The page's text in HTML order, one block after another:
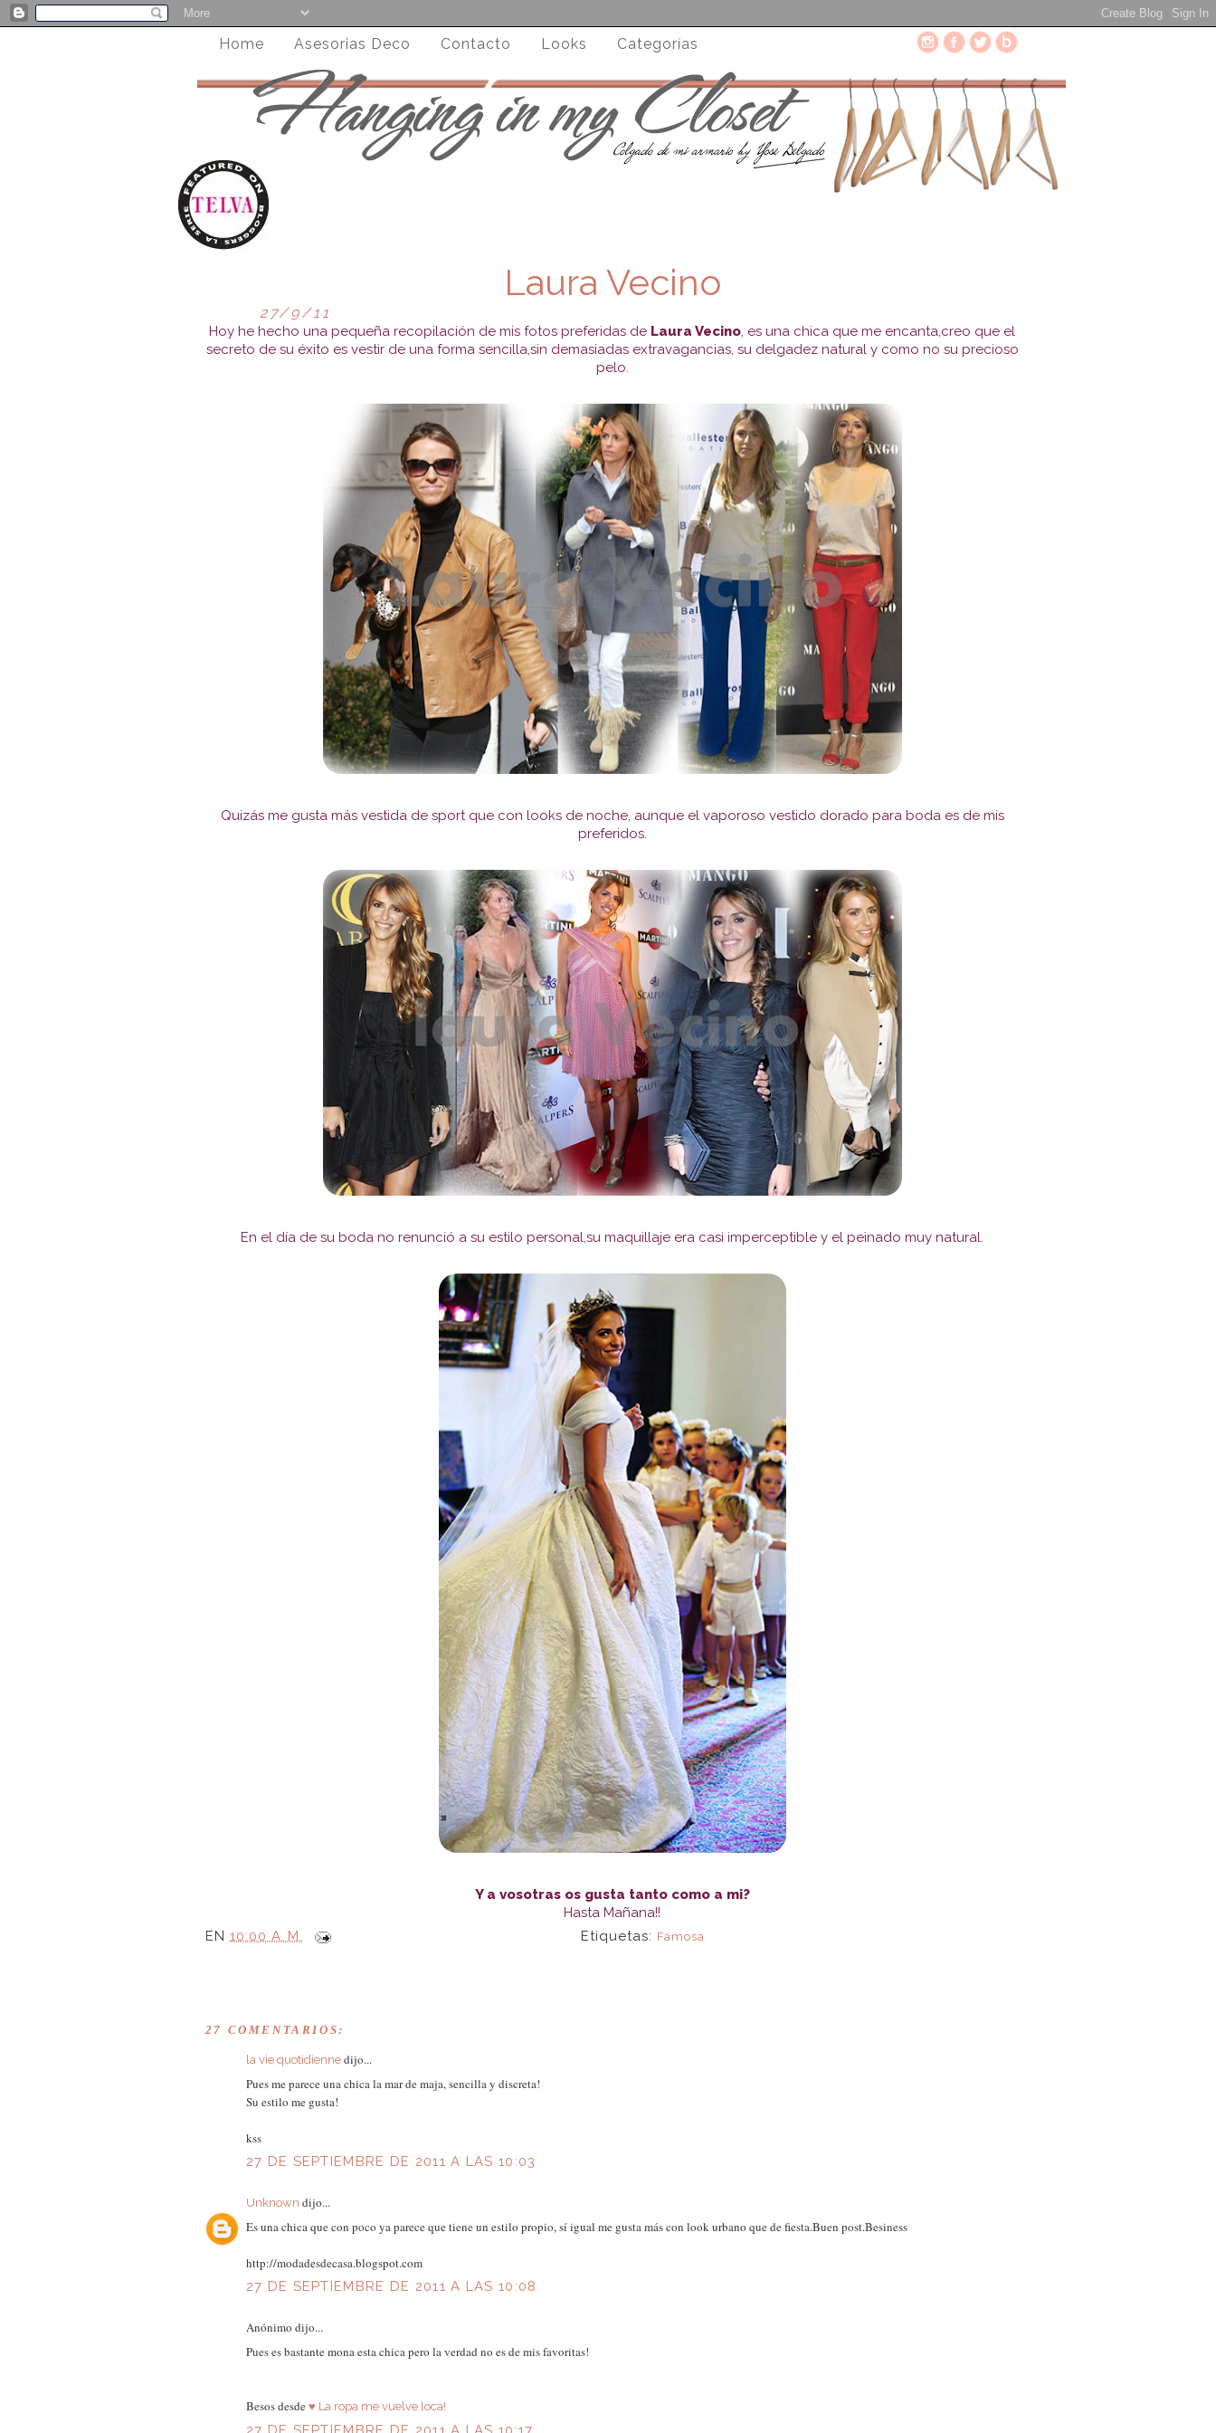
Home Asesorias Deco Contacto Looks Categorías
27/9/11
Laura Vecino
Hoy he hecho una pequeña recopilación de mis fotos preferidas de Laura Vecino , es una chica que me encanta,creo que el
secreto de su éxito es vestir de una forma sencilla,sin demasiadas extravagancias, su delgadez natural y como no su precioso
pelo.
Quizás me gusta más vestida de sport que con looks de noche, aunque el vaporoso vestido dorado para boda es de mis
preferidos.
En el día de su boda no renunció a su estilo personal,su maquillaje era casi imperceptible y el peinado muy natural.
Y a vosotras os gusta tanto como a mi?
Hasta Mañana!!
EN 10:00 A. M. Etiquetas: Famosa
27 COMENTARIOS:
la vie quotidiennedijo...
Pues me parece una chica la mar de maja, sencilla y discreta!
Su estilo me gusta!
kss
27 DE SEPTIEMBRE DE 2011 A LAS 10:03
Unknown dijo...
Es una chica que con poco ya parece que tiene un estilo propio, sí igual me gusta más con look urbano que de fiesta.Buen post.Besiness
http://modadesdecasa.blogspot.com
27 DE SEPTIEMBRE DE 2011 A LAS 10:08
Anónimo dijo...
Pues es bastante mona esta chica pero la verdad no es de mis favoritas!
Besos desde ♥ La ropa me vuelve loca!